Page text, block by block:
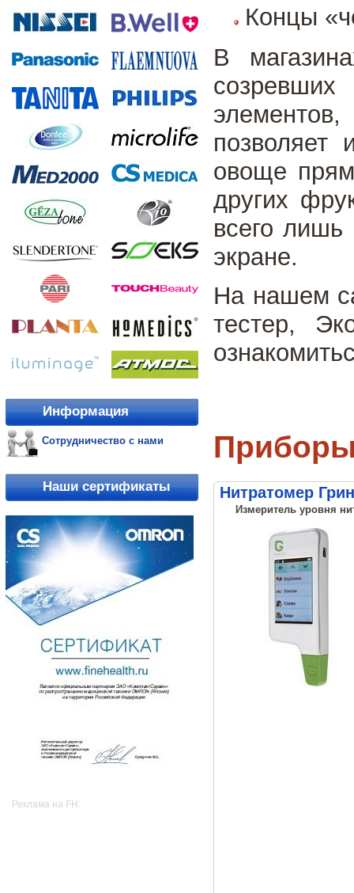
Информация
Сотрудничество с нами
Наши сертификаты
Реклама на FH:
Концы
В
позволяет
овоще
других
всего лишь
экране.
На нашем
тестер,
Приборы
Нитратомер
Измеритель уровня